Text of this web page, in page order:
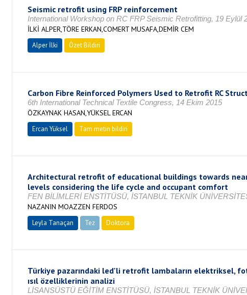
Seismic retrofit using FRP reinforcement
International Workshop on RC FRP Seismic Retrofitting, 19 Eylül
İLKİ ALPER,TÖRE ERKAN,COMERT MUSAFA,DEMİR CEM
Alper İlki Özet Bildiri
Carbon Fibre Reinforced Polymers Used to Retrofit RC
6th International Technical Textile Congress, 14 Ekim 2015
ÖZKAYNAK HASAN,YÜKSEL ERCAN
Ercan Yüksel Tam metin bildiri
Architectural retrofit of educational buildings towards
levels considering the life cycle and occupant comfort
FEN BİLİMLERİ ENSTİTÜSÜ, İSTANBUL TEKNİK
NAZANIN MOAZZEN FERDOS
Leyla Tanaçan Tez Doktora
Türkiye pazarındaki led'li retrofit lambaların elektriksel,
ısıl özelliklerinin analizi
LİSANSÜSTÜ EĞİTİM ENSTİTÜSÜ, İSTANBUL TEKNİK